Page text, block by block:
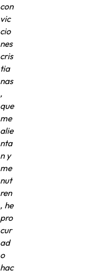
con
vic
cio
nes
cris
tia
nas
,
que
me
alie
nta
n y
me
nut
ren
, he
pro
cur
ad
o
hac